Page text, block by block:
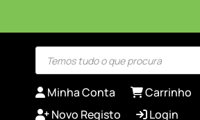
Products
search
Minha Conta
Carrinho
Novo Registo
Login